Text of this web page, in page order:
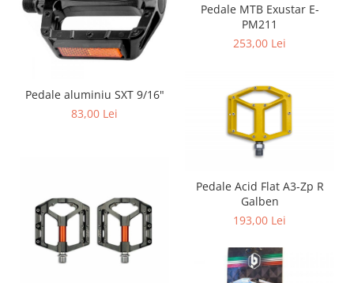
Pedale MTB Exustar E-
PM211
253,00 Lei
Pedale aluminiu SXT 9/16"
83,00 Lei
Pedale Acid Flat A3-Zp R
Galben
193,00 Lei